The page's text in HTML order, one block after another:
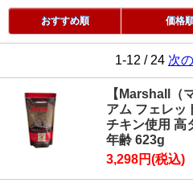
おすすめ順 価格
1-12 / 24 次
【Marshall（
アム フェレッ
チキン使用 高
年齢 623g
3,298円(税込)